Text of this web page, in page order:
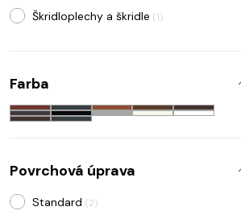
Škridloplechy a škridle (1)
Farba
Povrchová úprava
Standard (2)